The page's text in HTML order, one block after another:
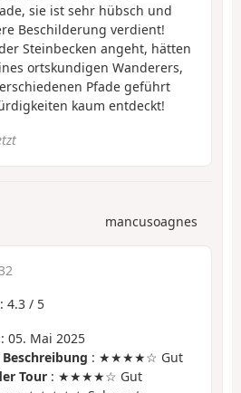
sie ist sehr hübsch und
Beschilderung verdient!
Steinbecken angeht, hätten
ortskundigen Wanderers,
Pfade geführt
kaum entdeckt!
mancusoagnes
: 4.3 / 5
: 05. Mai 2025
: ★★★★☆ Gut
Tour : ★★★★☆ Gut